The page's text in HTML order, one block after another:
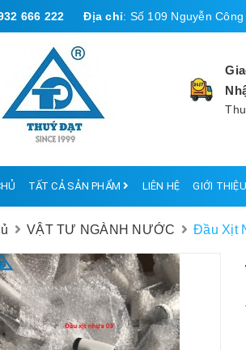
666 222 Địa chỉ: Số 109 Nguyễn
TẤT CẢ SẢN PHẨM LIÊN HỆ GIỚI THIỆU
VẬT TƯ NGÀNH NƯỚC Đầu Xịt